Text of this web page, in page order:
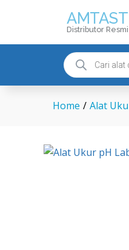
Distributor
Home / Alat
Alat